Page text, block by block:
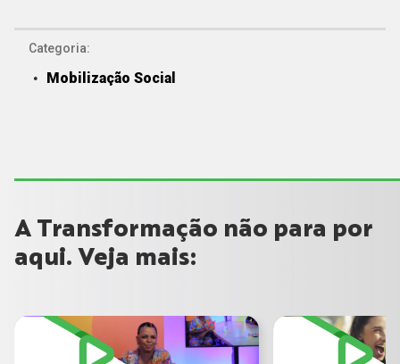
Categoria:
Mobilização Social
A Transformação não para por
aqui. Veja mais: